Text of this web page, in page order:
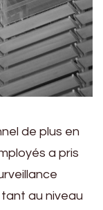
de plus en
a pris
au niveau